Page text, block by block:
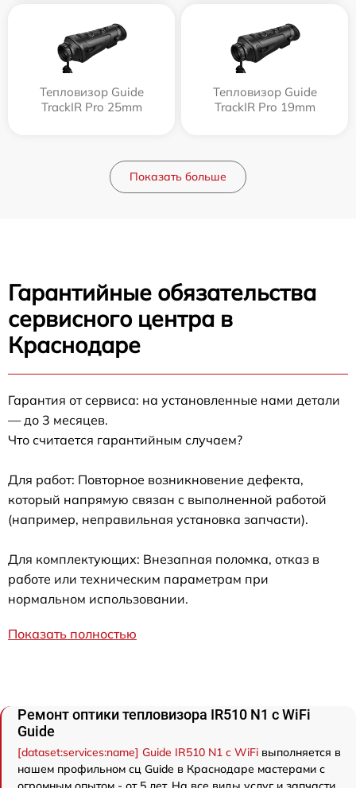
Тепловизор Guide
TrackIR Pro 25mm
Тепловизор Guide
TrackIR Pro 19mm
Показать больше
Гарантийные обязательства
сервисного центра в
Краснодаре
Гарантия от сервиса: на установленные нами детали
— до 3 месяцев.
Что считается гарантийным случаем?
Для работ: Повторное возникновение дефекта,
который напрямую связан с выполненной работой
(например, неправильная установка запчасти).
Для комплектующих: Внезапная поломка, отказ в
работе или техническим параметрам при
нормальном использовании.
Показать полностью
Ремонт оптики тепловизора IR510 N1 c WiFi
Guide
[dataset:services:name] Guide IR510 N1 c WiFi выполняется в
нашем профильном сц Guide в Краснодаре мастерами с